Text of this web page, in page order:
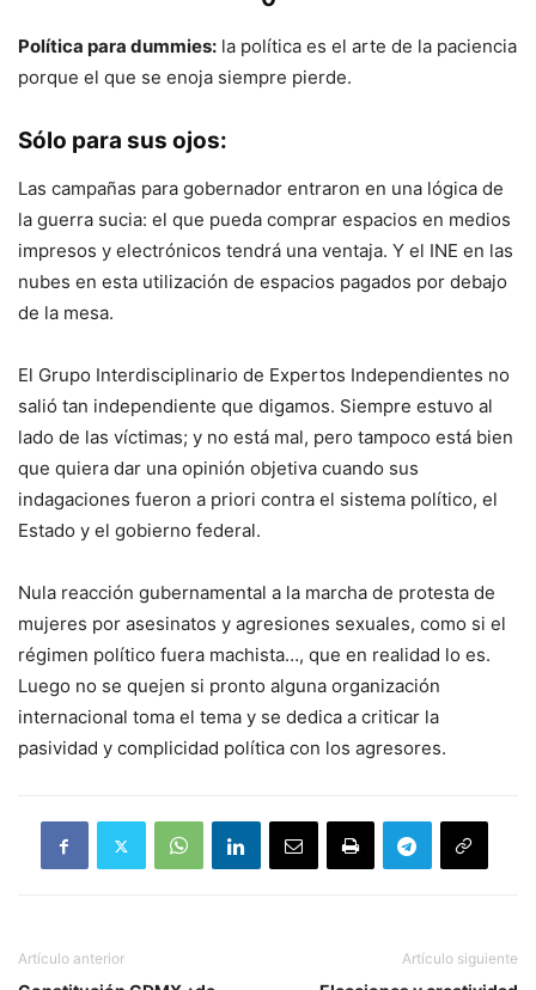
Política para dummies: la política es el arte de la paciencia
porque el que se enoja siempre pierde.
Sólo para sus ojos:
Las campañas para gobernador entraron en una lógica de
la guerra sucia: el que pueda comprar espacios en medios
impresos y electrónicos tendrá una ventaja. Y el INE en las
nubes en esta utilización de espacios pagados por debajo
de la mesa.
El Grupo Interdisciplinario de Expertos Independientes no
salió tan independiente que digamos. Siempre estuvo al
lado de las víctimas; y no está mal, pero tampoco está bien
que quiera dar una opinión objetiva cuando sus
indagaciones fueron a priori contra el sistema político, el
Estado y el gobierno federal.
Nula reacción gubernamental a la marcha de protesta de
mujeres por asesinatos y agresiones sexuales, como si el
régimen político fuera machista…, que en realidad lo es.
Luego no se quejen si pronto alguna organización
internacional toma el tema y se dedica a criticar la
pasividad y complicidad política con los agresores.
Artículo anterior Artículo siguiente